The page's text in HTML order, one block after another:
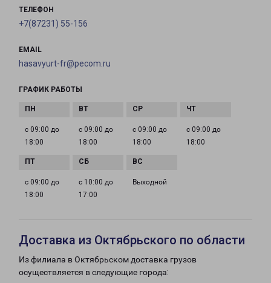
ТЕЛЕФОН
+7(87231) 55-156
EMAIL
hasavyurt-fr@pecom.ru
ГРАФИК РАБОТЫ
с 09:00 до
18:00
с 09:00 до
18:00
с 09:00 до
18:00
с 09:00 до
18:00
с 09:00 до
18:00
с 10:00 до
17:00
Выходной
Доставка из Октябрьского по области
Из филиала в Октябрьском доставка грузов
осуществляется в следующие города: